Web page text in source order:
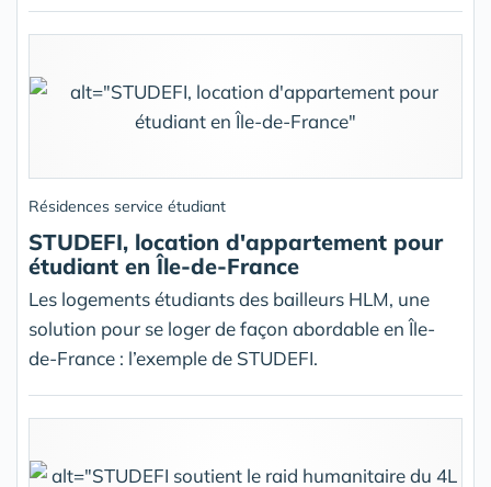
Résidences service étudiant
STUDEFI, location d'appartement pour
étudiant en Île-de-France
Les logements étudiants des bailleurs HLM, une
solution pour se loger de façon abordable en Île-
de-France : l’exemple de STUDEFI.